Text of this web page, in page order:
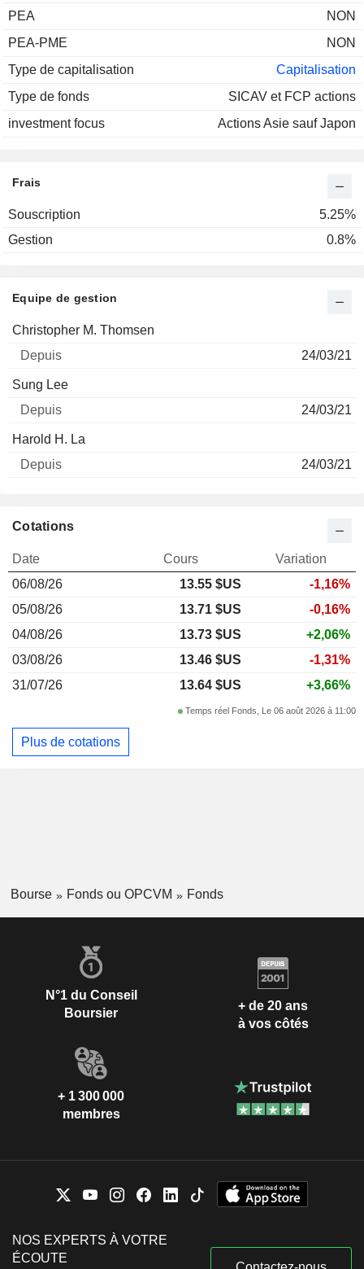
PEA
NON
PEA-PME
NON
Type de capitalisation
Capitalisation
Type de fonds
SICAV et FCP actions
investment focus
Actions Asie sauf Japon
Frais
Souscription
5.25%
Gestion
0.8%
Equipe de gestion
Nom Depuis
Christopher M. Thomsen
24/03/21
Sung Lee
24/03/21
Harold H. La
24/03/21
Cotations
Date Cours
Variation
06/08/26
13.55 $US
-1,16%
05/08/26
13.71 $US
-0,16%
04/08/26
13.73 $US
+2,06%
03/08/26
13.46 $US
-1,31%
31/07/26
13.64 $US +3,66%
Temps réel Fonds, Le 06 août 2026 à 11:00
Plus de cotations
Bourse Fonds ou OPCVM Fonds
N°1 du Conseil
Boursier
+ de 20 ans
à vos côtés
+ 1 300 000
membres
NOS EXPERTS À VOTRE
ÉCOUTE